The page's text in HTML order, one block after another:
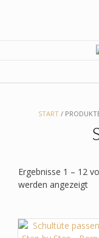
START /
Ergebnisse 1 – 12
werden angezeigt